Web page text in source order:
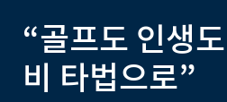
“골프도 인생
비 타법으로”